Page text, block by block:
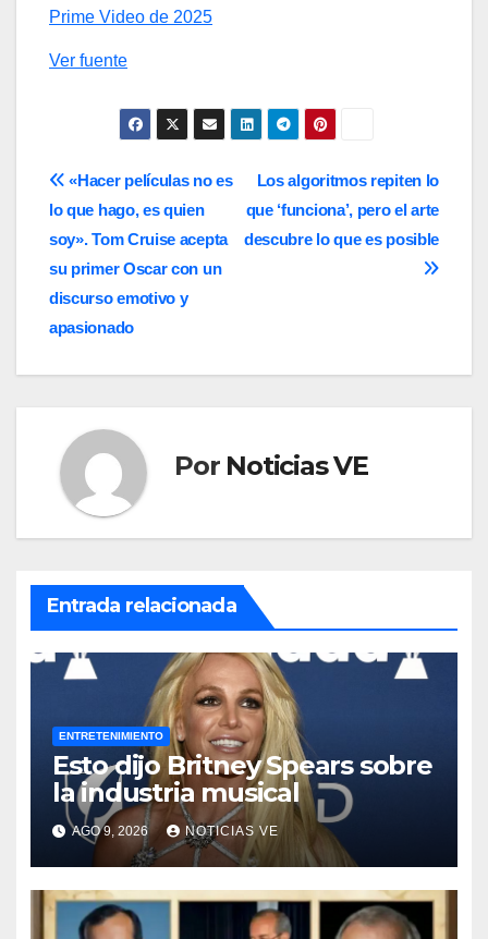
Prime Video de 2025
Ver fuente
Navegación
de
entradas
Los algoritmos repiten lo
que ‘funciona’, pero el arte
descubre lo que es posible
«Hacer películas no es
lo que hago, es quien
soy». Tom Cruise acepta
su primer Oscar con un
discurso emotivo y
apasionado
Por Noticias VE
Entrada relacionada
ENTRETENIMIENTO
Esto dijo Britney Spears sobre
la industria musical
AGO 9, 2026 NOTICIAS VE